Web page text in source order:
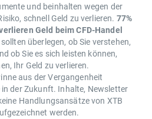
und beinhalten wegen der
schnell Geld zu verlieren. 77%
Geld beim CFD-Handel
sollten überlegen, ob Sie verstehen,
ob Sie es sich leisten können,
Ihr Geld zu verlieren.
aus der Vergangenheit
der Zukunft. Inhalte, Newsletter
Handlungsansätze von XTB
werden.